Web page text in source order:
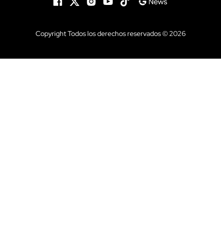
Copyright Todos los derechos reservados © 2026